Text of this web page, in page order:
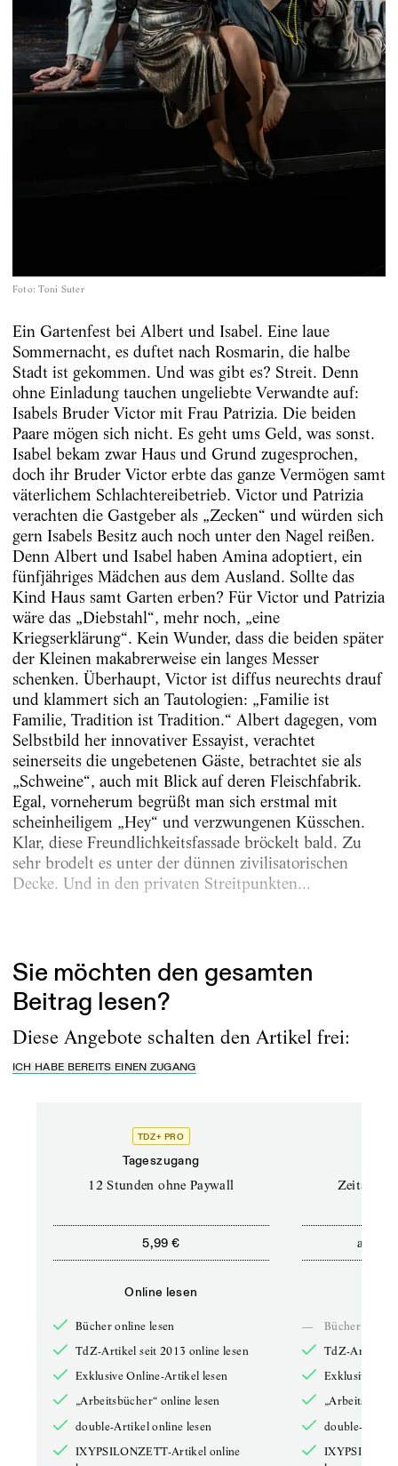
Foto: Toni Suter
Ein Gartenfest bei Albert und Isabel. Eine laue
Sommernacht, es duftet nach Rosmarin, die halbe
Stadt ist gekommen. Und was gibt es? Streit. Denn
ohne Einladung tauchen ungeliebte Verwandte auf:
Isabels Bruder Victor mit Frau Patrizia. Die beiden
Paare mögen sich nicht. Es geht ums Geld, was sonst.
Isabel bekam zwar Haus und Grund zugesprochen,
doch ihr Bruder Victor erbte das ganze Vermögen samt
väterlichem Schlachtereibetrieb. Victor und Patrizia
verachten die Gastgeber als „Zecken“ und würden sich
gern Isabels Besitz auch noch unter den Nagel reißen.
Denn Albert und Isabel haben Amina adoptiert, ein
fünfjähriges Mädchen aus dem Ausland. Sollte das
Kind Haus samt Garten erben? Für Victor und Patrizia
wäre das „Diebstahl“, mehr noch, „eine
Kriegserklärung“. Kein Wunder, dass die beiden später
der Kleinen makabrerweise ein langes Messer
schenken. Überhaupt, Victor ist diffus neurechts drauf
und klammert sich an Tautologien: „Familie ist
Familie, Tradition ist Tradition.“ Albert dagegen, vom
Selbstbild her innovativer Essayist, verachtet
seinerseits die ungebetenen Gäste, betrachtet sie als
„Schweine“, auch mit Blick auf deren Fleischfabrik.
Egal, vorneherum begrüßt man sich erstmal mit
scheinheiligem „Hey“ und verzwungenen Küsschen.
Klar, diese Freundlichkeitsfassade bröckelt bald. Zu
sehr brodelt es unter der dünnen zivilisatorischen
Decke. Und in den privaten Streitpunkten...
Sie möchten den gesamten
Beitrag lesen?
Diese Angebote schalten den Artikel frei:
ICH HABE BEREITS EINEN ZUGANG
TDZ+ PRO
Tageszugang
12 Stunden ohne Paywall
5,99 €
Online lesen
Bücher online lesen
TdZ-Artikel seit 2013 online lesen
Exklusive Online-Artikel lesen
„Arbeitsbücher“ online lesen
double-Artikel online lesen
IXYPSILONZETT-Artikel online
ab
—
Bücher online
TdZ-Artikel
Exklusive
double-